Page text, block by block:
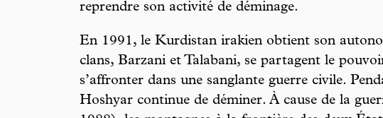
reprendre son activité de déminage.
En 1991, le Kurdistan irakien obtient son
clans, Barzani et Talabani, se partagent le
s’affronter dans une sanglante guerre civile.
Hoshyar continue de déminer. À cause de la